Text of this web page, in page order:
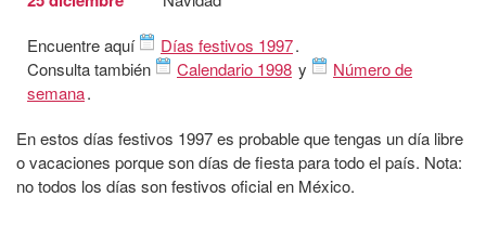
Encuentre aquí
Días festivos 1997.
Consulta también
Calendario 1998 y
Número de
semana.
En estos días festivos 1997 es probable que tengas un día libre
o vacaciones porque son días de fiesta para todo el país. Nota:
no todos los días son festivos oficial en México.